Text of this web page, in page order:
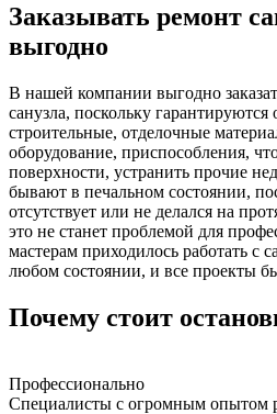
Заказывать ремонт
выгодно
В нашей компании выгодно
санузла, поскольку
строительные, отделочные
оборудование, приспособления,
поверхности, устранить прочие
бывают в печальном состоянии,
отсутствует или не делался на
это не станет проблемой для
мастерам приходилось работать с
любом состоянии, и все проекты
Почему стоит
Профессионально
Специалисты с огромным опытом